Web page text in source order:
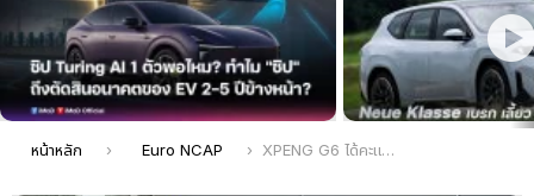
ล่าสุด
คุณอยู่ที่นี่:
หน้าหลัก Euro NCAP XPENG G6 ได้คะแนน 5 ดาว Euro NCAP เหนือกว่า P7 และ G9